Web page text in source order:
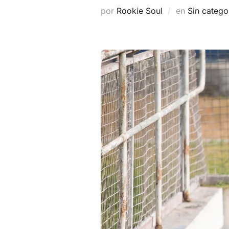
por Rookie Soul en Sin